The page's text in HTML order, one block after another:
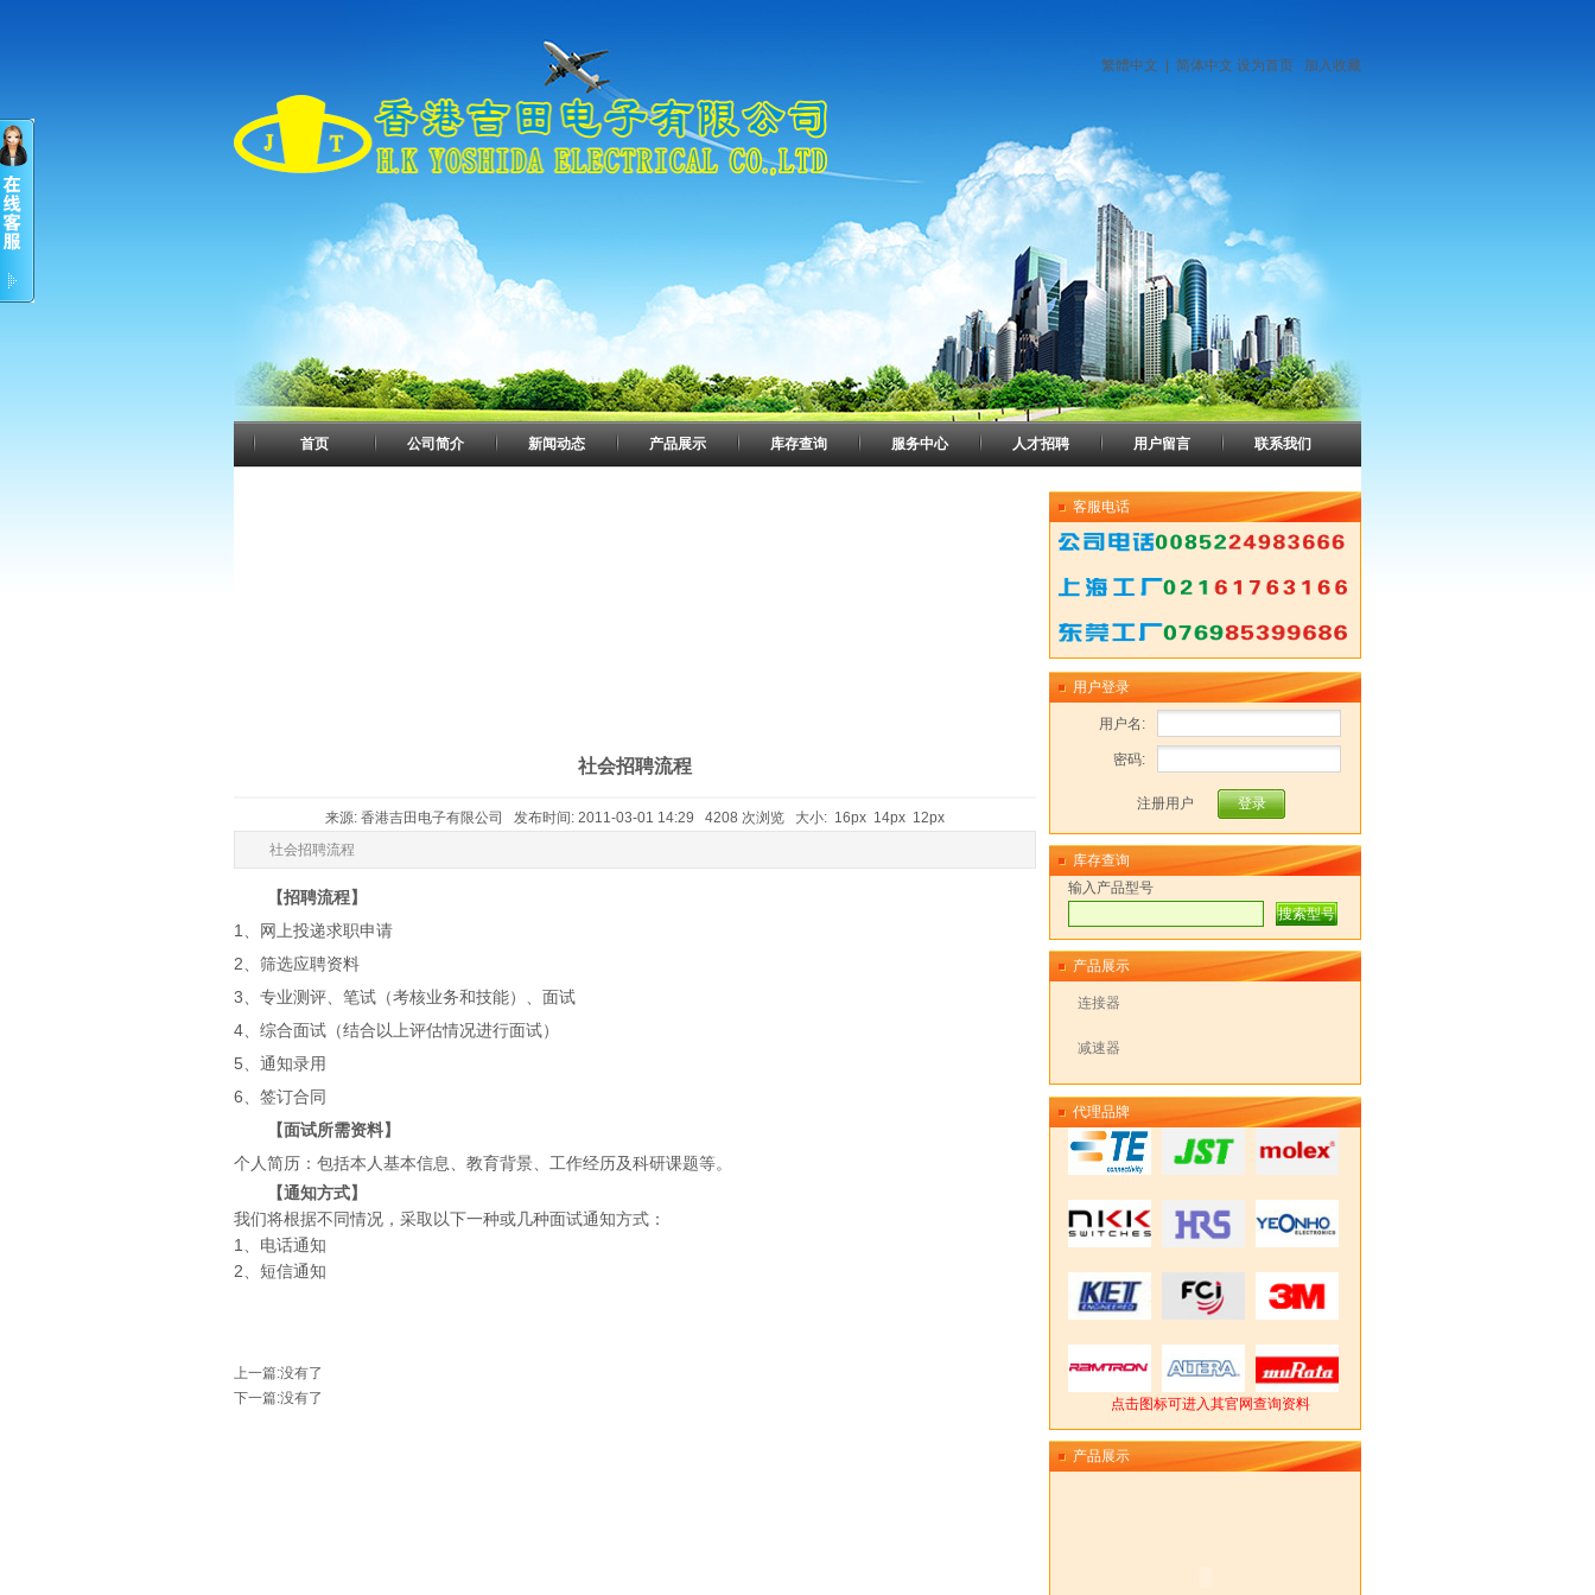
繁體中文 简体中文 设为首页 加入收藏
首页 公司简介 新闻动态 产品展示 库存查询 服务中心 人才招聘 用户留言 联系我们
社会招聘流程
来源: 香港吉田电子有限公司 发布时间: 2011-03-01 14:29 4208 次浏览 大小: 16px 14px 12px
社会招聘流程
【招聘流程】
1、网上投递求职申请
2、筛选应聘资料
3、专业测评、笔试（考核业务和技能）、面试
4、综合面试（结合以上评估情况进行面试）
5、通知录用
6、签订合同
【面试所需资料】
个人简历：包括本人基本信息、教育背景、工作经历及科研课题等。
【通知方式】
我们将根据不同情况，采取以下一种或几种面试通知方式：
1
、电话通知
2 、短信通知
上一篇:没有了
下一篇:没有了
客服电话
用户登录
用户名:
密码:
注册用户
库存查询
输入产品型号
产品展示
连接器
减速器
代理品牌
点击图标可进入其官网查询资料
产品展示